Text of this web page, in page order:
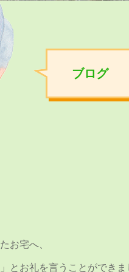
ブログ
お宅へ、
とお礼を言うことができま